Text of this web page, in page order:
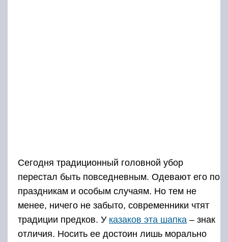
Сегодня традиционный головной убор
перестал быть повседневным. Одевают его по
праздникам и особым случаям. Но тем не
менее, ничего не забыто, современники чтят
традиции предков. У казаков эта шапка – знак
отличия. Носить ее достоин лишь морально